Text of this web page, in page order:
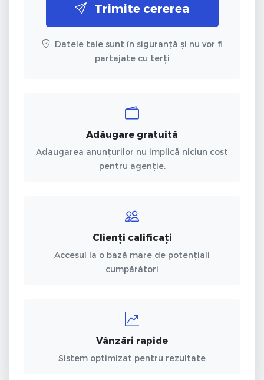
Trimite cererea
Datele tale sunt în siguranță și nu vor fi
partajate cu terți
Adăugare gratuită
Adaugarea anunțurilor nu implică niciun cost
pentru agenție.
Clienți calificați
Accesul la o bază mare de potențiali
cumpărători
Vânzări rapide
Sistem optimizat pentru rezultate